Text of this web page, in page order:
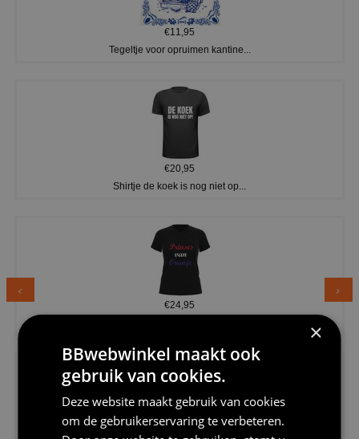
€11,95
Tegeltje voor opruimen kantine...
€20,95
Shirtje de koek is nog niet op...
€24,95
×
BBwebwinkel maakt ook
gebruik van cookies.
Deze website maakt gebruik van cookies
om de gebruikerservaring te verbeteren.